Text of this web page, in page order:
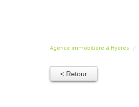
Agence immobilière à Hyères
< Retour